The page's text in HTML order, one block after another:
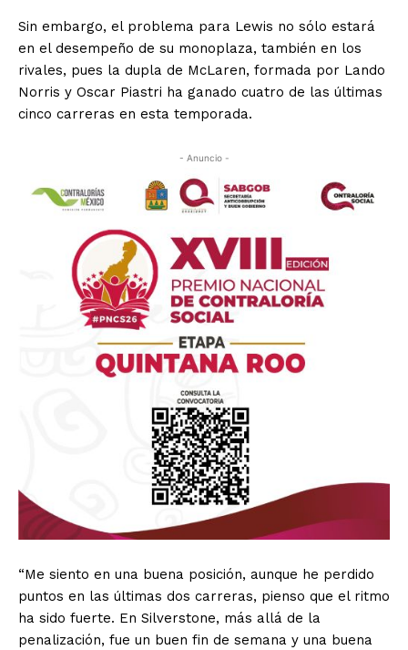
Sin embargo, el problema para Lewis no sólo estará
en el desempeño de su monoplaza, también en los
rivales, pues la dupla de McLaren, formada por Lando
Norris y Oscar Piastri ha ganado cuatro de las últimas
cinco carreras en esta temporada.
- Anuncio -
“Me siento en una buena posición, aunque he perdido
puntos en las últimas dos carreras, pienso que el ritmo
ha sido fuerte. En Silverstone, más allá de la
penalización, fue un buen fin de semana y una buena